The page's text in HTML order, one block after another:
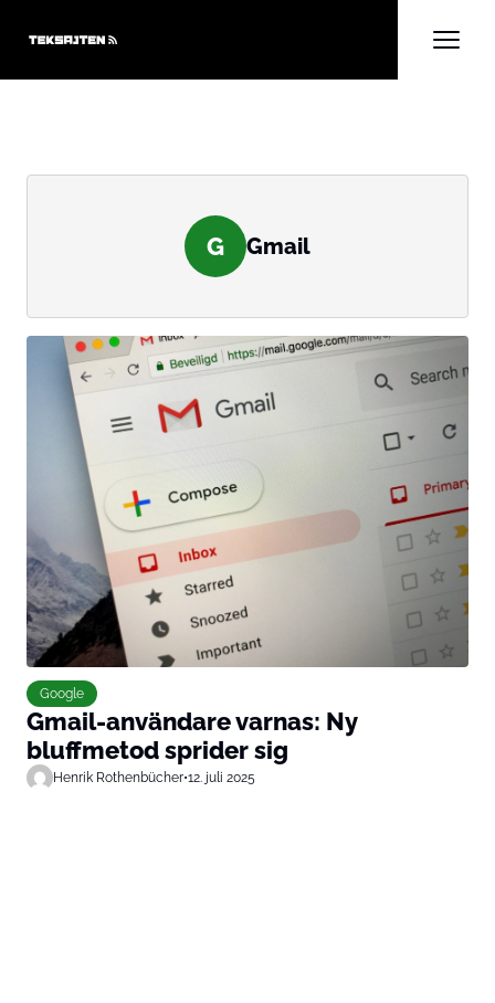
G Gmail
Google
Gmail-användare varnas: Ny
bluffmetod sprider sig
Henrik Rothenbücher•12. juli 2025